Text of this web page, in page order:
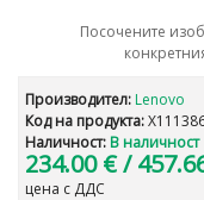
Посочените
Производител: Lenovo
Код на продукта:
Наличност: В наличност
234.00 €/
цена с ДДС